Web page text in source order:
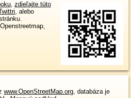
, zdieľajte túto
, alebo
www.OpenStreetMap.org, databáza je